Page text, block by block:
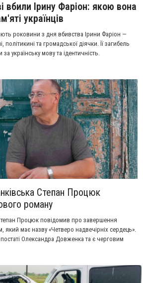
вбили Ірину Фаріон: якою вона
українців
роковини з дня вбивства Ірини Фаріон —
політикині та громадської діячки. Її загибель
українську мову та ідентичність.
Степан Процюк
роману
Процюк повідомив про завершення
має назву «Четверо надвечірніх сердець».
Олександра Довженка та є черговим